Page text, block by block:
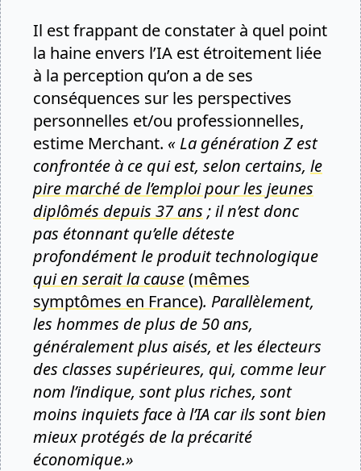
Il est frappant de constater à quel point
la haine envers l’IA est étroitement liée
à la perception qu’on a de ses
conséquences sur les perspectives
personnelles et/ou professionnelles,
estime Merchant. « La génération Z est
confrontée à ce qui est, selon certains, le
pire marché de l’emploi pour les jeunes
diplômés depuis 37 ans ; il n’est donc
pas étonnant qu’elle déteste
profondément le produit technologique
qui en serait la cause(mêmes
symptômes en France). Parallèlement,
les hommes de plus de 50 ans,
généralement plus aisés, et les électeurs
des classes supérieures, qui, comme leur
nom l’indique, sont plus riches, sont
moins inquiets face à l’IA car ils sont bien
mieux protégés de la précarité
économique.»